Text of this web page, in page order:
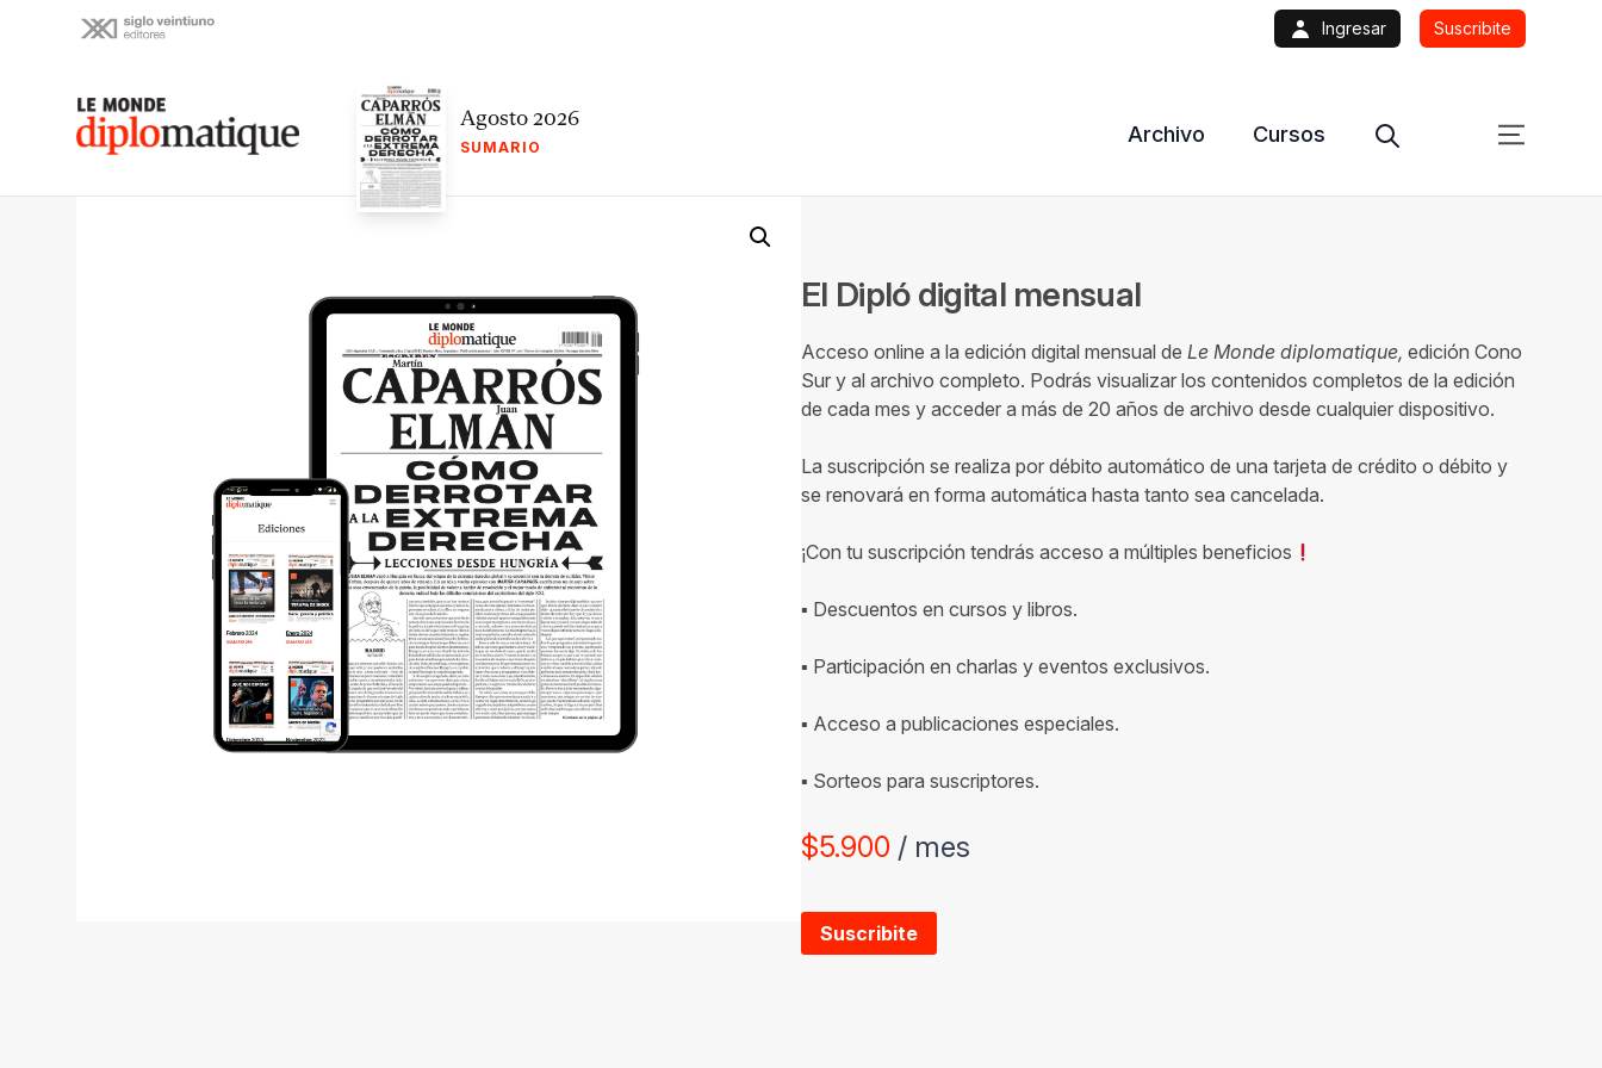
Ingresar Suscribite
Le monde diplomatique Agosto 2026
SUMARIO
Archivo Cursos
El Dipló digital mensual
Acceso online a la edición digital mensual de Le Monde diplomatique, edición Cono
Sur y al archivo completo. Podrás visualizar los contenidos completos de la edición
de cada mes y acceder a más de 20 años de archivo desde cualquier dispositivo.
La suscripción se realiza por débito automático de una tarjeta de crédito o débito y
se renovará en forma automática hasta tanto sea cancelada.
¡Con tu suscripción tendrás acceso a múltiples beneficios
▪ Descuentos en cursos y libros.
▪ Participación en charlas y eventos exclusivos.
▪ Acceso a publicaciones especiales.
▪ Sorteos para suscriptores.
$5.900 / mes
Suscribite